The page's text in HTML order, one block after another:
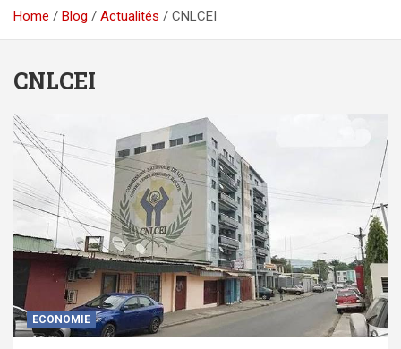
Home Blog Actualités CNLCEI
CNLCEI
ECONOMIE